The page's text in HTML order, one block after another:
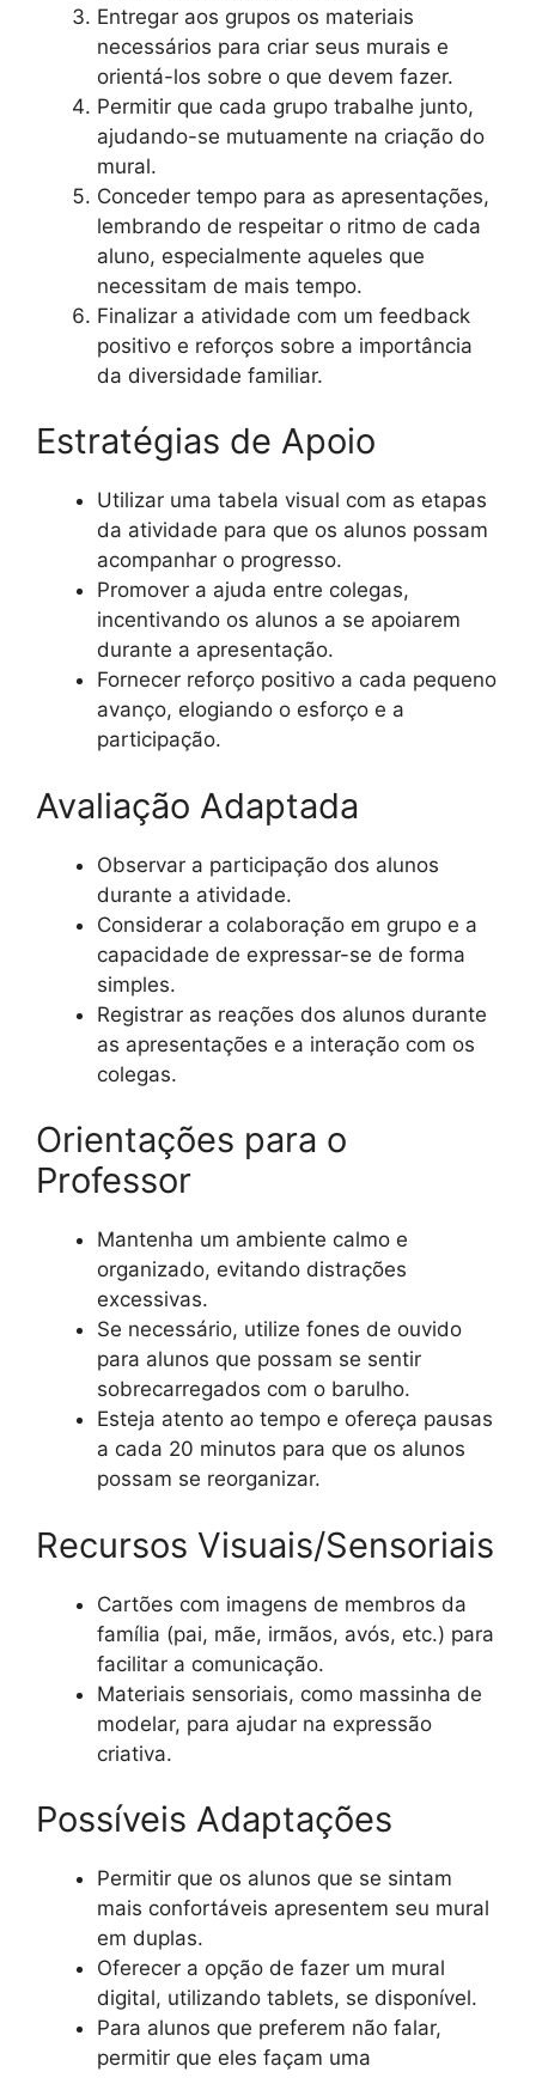
Entregar aos grupos os materiais
necessários para criar seus murais e
orientá-los sobre o que devem fazer.
Permitir que cada grupo trabalhe junto,
ajudando-se mutuamente na criação do
mural.
Conceder tempo para as apresentações,
lembrando de respeitar o ritmo de cada
aluno, especialmente aqueles que
necessitam de mais tempo.
Finalizar a atividade com um feedback
positivo e reforços sobre a importância
da diversidade familiar.
Estratégias de Apoio
Utilizar uma tabela visual com as etapas
da atividade para que os alunos possam
acompanhar o progresso.
Promover a ajuda entre colegas,
incentivando os alunos a se apoiarem
durante a apresentação.
Fornecer reforço positivo a cada pequeno
avanço, elogiando o esforço e a
participação.
Avaliação Adaptada
Observar a participação dos alunos
durante a atividade.
Considerar a colaboração em grupo e a
capacidade de expressar-se de forma
simples.
Registrar as reações dos alunos durante
as apresentações e a interação com os
colegas.
Orientações para o
Professor
Mantenha um ambiente calmo e
organizado, evitando distrações
excessivas.
Se necessário, utilize fones de ouvido
para alunos que possam se sentir
sobrecarregados com o barulho.
Esteja atento ao tempo e ofereça pausas
a cada 20 minutos para que os alunos
possam se reorganizar.
Recursos Visuais/Sensoriais
Cartões com imagens de membros da
família (pai, mãe, irmãos, avós, etc.) para
facilitar a comunicação.
Materiais sensoriais, como massinha de
modelar, para ajudar na expressão
criativa.
Possíveis Adaptações
Permitir que os alunos que se sintam
mais confortáveis apresentem seu mural
em duplas.
Oferecer a opção de fazer um mural
digital, utilizando tablets, se disponível.
Para alunos que preferem não falar,
permitir que eles façam uma